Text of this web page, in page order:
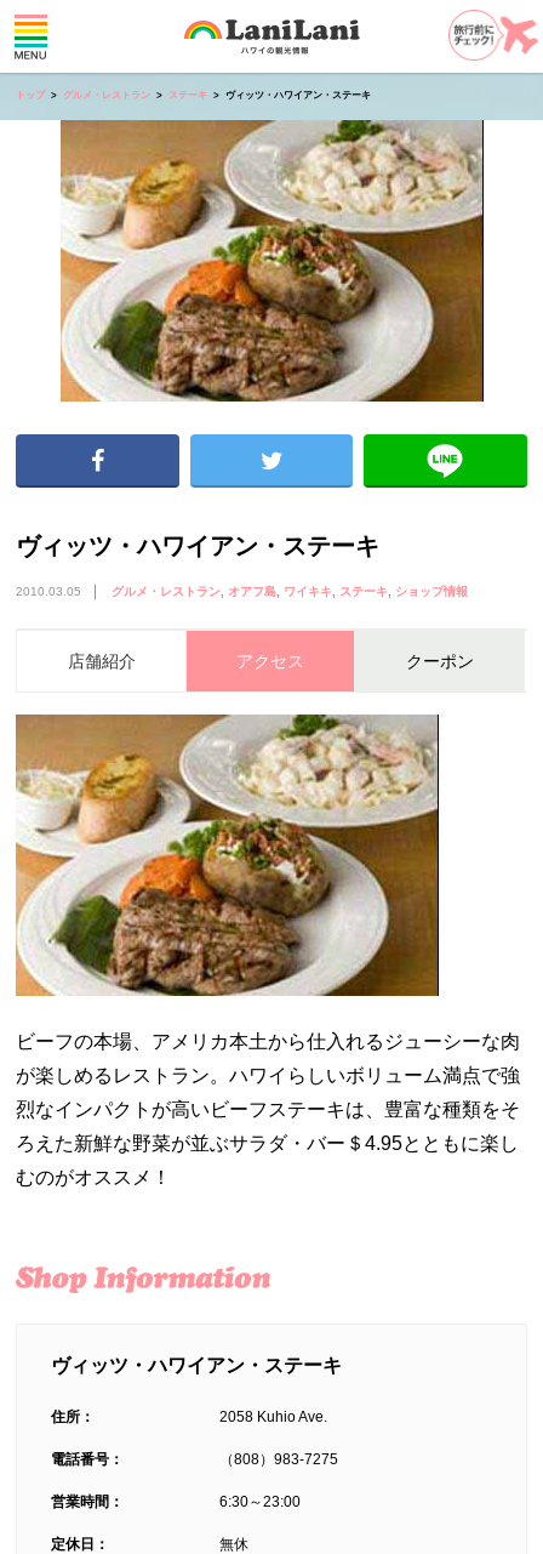
トップ グルメ・レストラン ステーキ ヴィッツ・ハワイアン・ステーキ
ヴィッツ・ハワイアン・ステーキ
2010.03.05 グルメ・レストラン オアフ島 ワイキキ ステーキ ショップ情報
店舗紹介 アクセス クーポン
ビーフの本場、アメリカ本土から仕入れるジューシーな肉
が楽しめるレストラン。ハワイらしいボリューム満点で強
烈なインパクトが高いビーフステーキは、豊富な種類をそ
ろえた新鮮な野菜が並ぶサラダ・バー＄4.95とともに楽し
むのがオススメ！
ヴィッツ・ハワイアン・ステーキ
住所： 2058 Kuhio Ave.
電話番号： （808）983-7275
営業時間： 6:30～23:00
定休日： 無休